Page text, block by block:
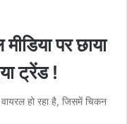
पर छाया
ट्रेंड !
हो रहा है, जिसमें चिकन